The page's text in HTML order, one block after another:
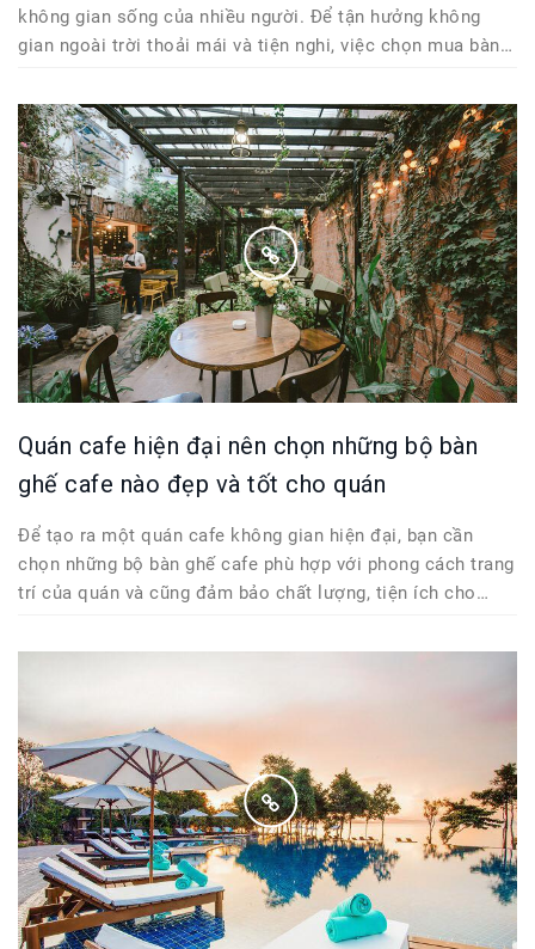
không gian sống của nhiều người. Để tận hưởng không
gian ngoài trời thoải mái và tiện nghi, việc chọn mua bàn
là những lưu...
Quán cafe hiện đại nên chọn những bộ bàn
ghế cafe nào đẹp và tốt cho quán
Để tạo ra một quán cafe không gian hiện đại, bạn cần
chọn những bộ bàn ghế cafe phù hợp với phong cách trang
trí của quán và cũng đảm bảo chất lượng, tiện ích cho